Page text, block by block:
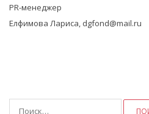
PR-менеджер
Елфимова Лариса, dgfond@mail.ru